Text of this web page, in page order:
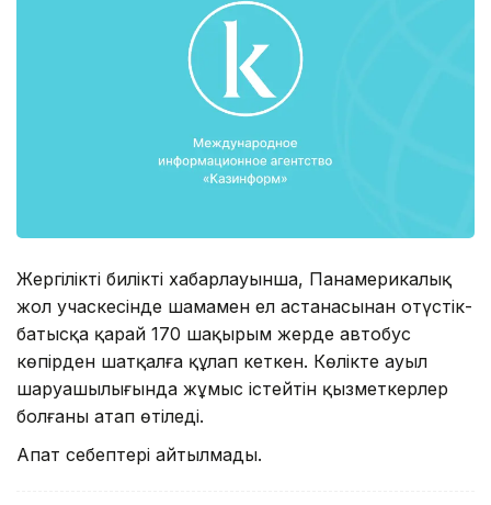
Жергілікті биліктің хабарлауынша, Панамерикалық
жол учаскесінде шамамен ел астанасынан оңтүстік-
батысқа қарай 170 шақырым жерде автобус
көпірден шатқалға құлап кеткен. Көлікте ауыл
шаруашылығында жұмыс істейтін қызметкерлер
болғаны атап өтіледі.
Апат себептері айтылмады.